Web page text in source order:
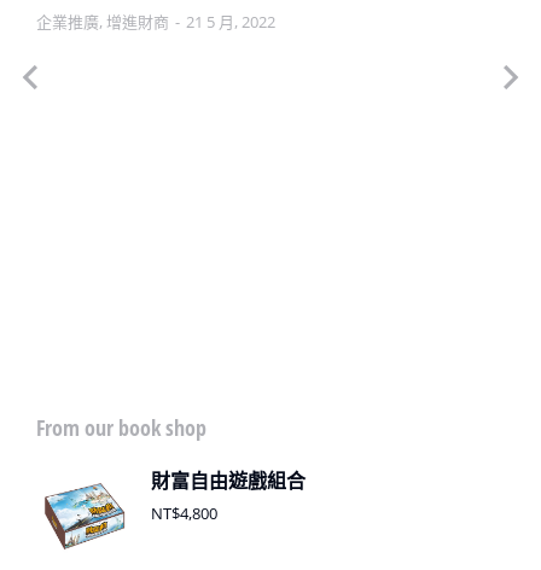
企業推廣, 增進財商 21 5 月, 2022
From our book shop
財富自由遊戲組合
NT$4,800